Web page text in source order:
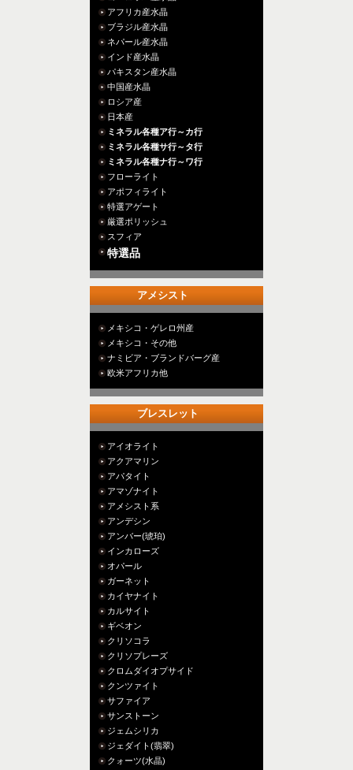
アフリカ産水晶
ブラジル産水晶
ネパール産水晶
インド産水晶
パキスタン産水晶
中国産水晶
ロシア産
日本産
ミネラル各種ア行～カ行
ミネラル各種サ行～タ行
ミネラル各種ナ行～ワ行
フローライト
アポフィライト
特選アゲート
厳選ポリッシュ
スフィア
特選品
アメシスト
メキシコ・ゲレロ州産
メキシコ・その他
ナミビア・ブランドバーグ産
欧米アフリカ他
ブレスレット
アイオライト
アクアマリン
アパタイト
アマゾナイト
アメシスト系
アンデシン
アンバー(琥珀)
インカローズ
オパール
ガーネット
カイヤナイト
カルサイト
ギベオン
クリソコラ
クリソプレーズ
クロムダイオプサイド
クンツァイト
サファイア
サンストーン
ジェムシリカ
ジェダイト(翡翠)
クォーツ(水晶)